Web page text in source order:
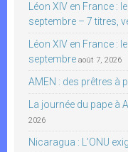
Léon XIV en France :
septembre – 7 titres,
Léon XIV en France :
septembre août 7, 2026
AMEN : des prêtres à
La journée du pape à
2026
Nicaragua : L’ONU